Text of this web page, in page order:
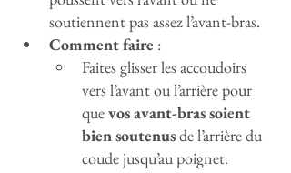
soutiennent pas assez l’avant-bras.
Comment faire :
Faites glisser les accoudoirs
vers l’avant ou l’arrière pour
que vos avant-bras soient
bien soutenus de l’arrière du
coude jusqu’au poignet.